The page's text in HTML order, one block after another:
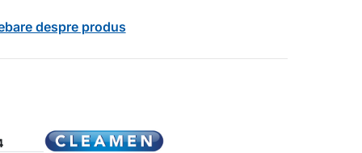
despre produs